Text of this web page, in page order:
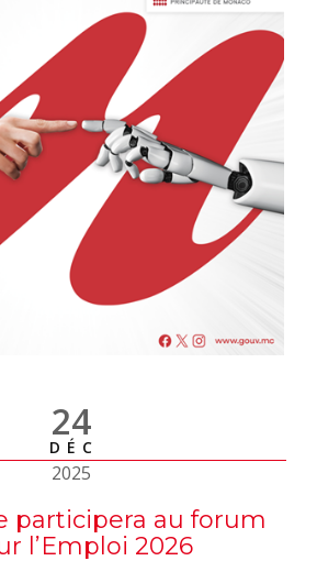
24
DÉC
2025
participera au forum
l’Emploi 2026